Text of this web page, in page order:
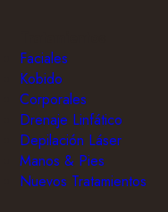
Faciales
Kobido
Corporales
Drenaje Linfático
Depilación Láser
Manos & Pies
Nuevos Tratamientos